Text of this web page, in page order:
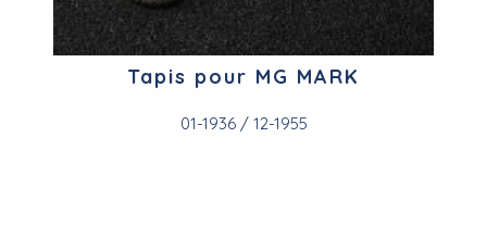
Tapis pour MG MARK
01-1936 / 12-1955